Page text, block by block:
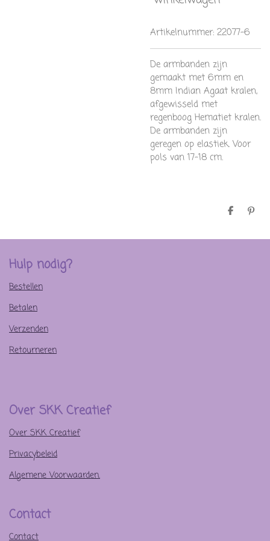
Artikelnummer: 22077-6
De armbanden zijn
gemaakt met 6mm en
8mm Indian Agaat kralen,
afgewisseld met
regenboog Hematiet kralen.
De armbanden zijn
geregen op elastiek. Voor
pols van 17-18 cm.
D
e
P
n
Hulp nodig?
Bestellen
Betalen
Verzenden
Retourneren
Over SKK Creatief
Over SKK Creatief
Privacybeleid
Algemene Voorwaarden.
Contact
Contact